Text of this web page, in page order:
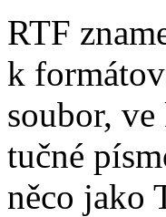
RTF
k
soubor,
tučné
něco jako